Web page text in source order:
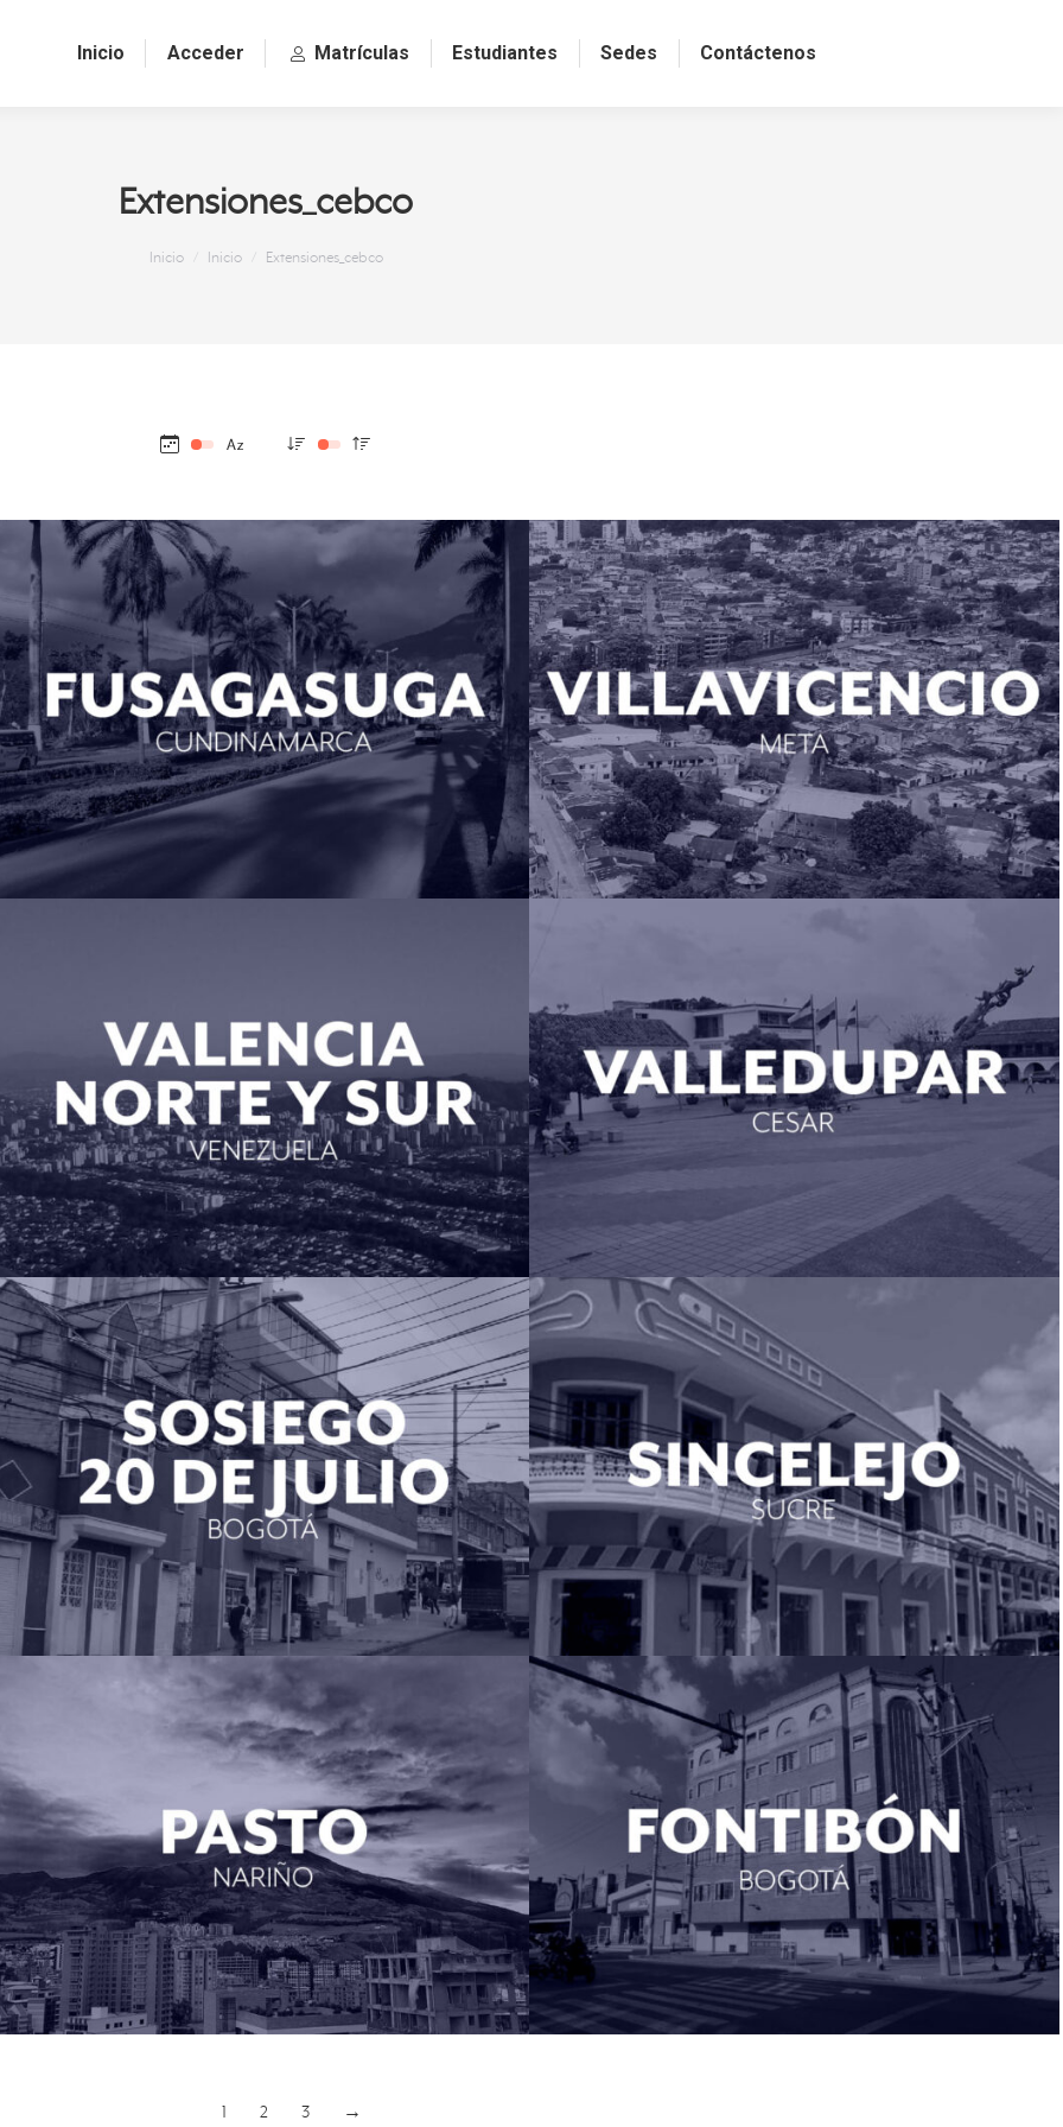
Inicio Acceder Matrículas Estudiantes Sedes Contáctenos
Extensiones_cebco
Inicio Inicio Extensiones_cebco
Fusagasuga (Cund ) Villavicencio (Meta)
Venezuela (VALENCIA NORTE Y SUR )
Valledupar (Cesar)
Sosiego – 20 de Julio
Sincelejo (Sucre)
Pasto (Nariño) Fontibón (Cund)
1 2 3 →